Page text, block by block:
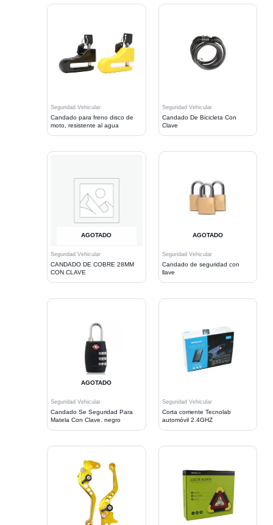
Seguridad Vehicular
Candado para freno disco de
moto, resistente al agua
Seguridad Vehicular
Candado De Bicicleta Con
Clave
AGOTADO
Seguridad Vehicular
CANDADO DE COBRE 28MM
CON CLAVE
AGOTADO
Seguridad Vehicular
Candado de seguridad con
llave
AGOTADO
Seguridad Vehicular
Candado Se Seguridad Para
Matela Con Clave. negro
Seguridad Vehicular
Corta corriente Tecnolab
automóvil 2.4GHZ